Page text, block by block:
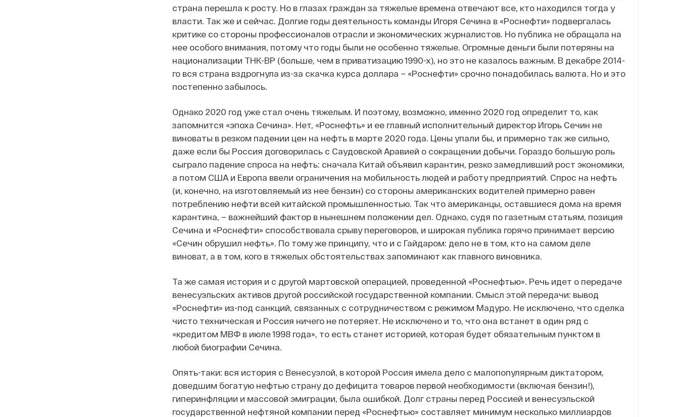
страна перешла к росту. Но в глазах граждан за тяжелые времена отвечают все, кто находился тогда у
власти. Так же и сейчас. Долгие годы деятельность команды Игоря Сечина в «Роснефти» подвергалась
критике со стороны профессионалов отрасли и экономических журналистов. Но публика не обращала на
нее особого внимания, потому что годы были не особенно тяжелые. Огромные деньги были потеряны на
национализации ТНК-BP (больше, чем в приватизацию 1990-х), но это не казалось важным. В декабре 2014-
го вся страна вздрогнула из-за скачка курса доллара – «Роснефти» срочно понадобилась валюта. Но и это
постепенно забылось.
Однако 2020 год уже стал очень тяжелым. И поэтому, возможно, именно 2020 год определит то, как
запомнится «эпоха Сечина». Нет, «Роснефть» и ее главный исполнительный директор Игорь Сечин не
виноваты в резком падении цен на нефть в марте 2020 года. Цены упали бы, и примерно так же сильно,
даже если бы Россия договорилась с Саудовской Аравией о сокращении добычи. Гораздо большую роль
сыграло падение спроса на нефть: сначала Китай объявил карантин, резко замедливший рост экономики,
а потом США и Европа ввели ограничения на мобильность людей и работу предприятий. Спрос на нефть
(и, конечно, на изготовляемый из нее бензин) со стороны американских водителей примерно равен
потреблению нефти всей китайской промышленностью. Так что американцы, оставшиеся дома на время
карантина, – важнейший фактор в нынешнем положении дел. Однако, судя по газетным статьям, позиция
Сечина и «Роснефти» способствовала срыву переговоров, и широкая публика горячо принимает версию
«Сечин обрушил нефть». По тому же принципу, что и с Гайдаром: дело не в том, кто на самом деле
виноват, а в том, кого в тяжелых обстоятельствах запоминают как главного виновника.
Та же самая история и с другой мартовской операцией, проведенной «Роснефтью». Речь идет о передаче
венесуэльских активов другой российской государственной компании. Смысл этой передачи: вывод
«Роснефти» из-под санкций, связанных с сотрудничеством с режимом Мадуро. Не исключено, что сделка
чисто техническая и Россия ничего не потеряет. Не исключено и то, что она встанет в один ряд с
«кредитом МВФ в июле 1998 года», то есть станет историей, которая будет обязательным пунктом в
любой биографии Сечина.
Опять-таки: вся история с Венесуэлой, в которой Россия имела дело с малопопулярным диктатором,
доведшим богатую нефтью страну до дефицита товаров первой необходимости (включая бензин!),
гиперинфляции и массовой эмиграции, была ошибкой. Долг страны перед Россией и венесуэльской
государственной нефтяной компании перед «Роснефтью» составляет минимум несколько миллиардов